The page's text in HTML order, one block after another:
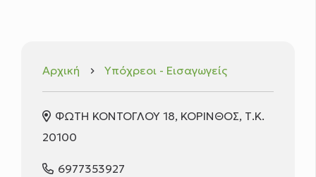
Αρχική keyboard_arrow_right Υπόχρεοι - Εισαγωγείς
ΦΩΤΗ ΚΟΝΤΟΓΛΟΥ 18, ΚΟΡΙΝΘΟΣ, Τ.Κ.
20100
6977353927